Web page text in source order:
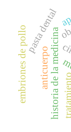
historia de la medicinatratamiento
pasta dental
embriones de pollo anticuerpo